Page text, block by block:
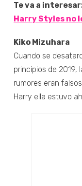
Te va a
Harry Styles no
Kiko Mizuhara
Cuando se
principios de 2019,
rumores eran
Harry ella estuvo